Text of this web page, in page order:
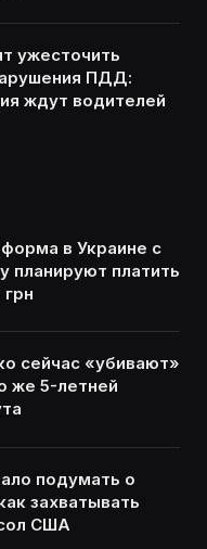
ужесточить
ПДД:
ждут водителей
в Украине с
планируют платить
сейчас «убивают»
же 5-летней
подумать о
захватывать
США